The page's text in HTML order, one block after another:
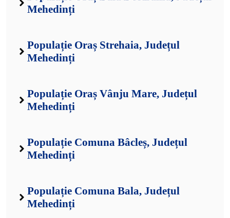
Mehedinți
Populație Oraș Strehaia, Județul
Mehedinți
Populație Oraș Vânju Mare, Județul
Mehedinți
Populație Comuna Bâcleș, Județul
Mehedinți
Populație Comuna Bala, Județul
Mehedinți